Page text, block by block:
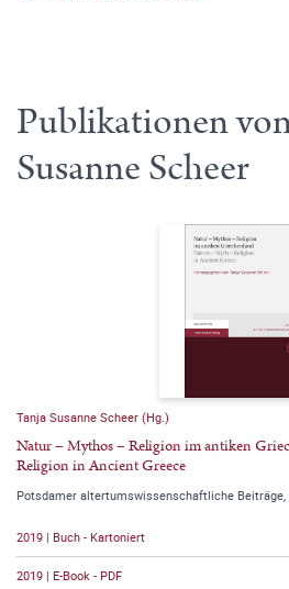
Publikationen
Susanne Scheer
Tanja Susanne Scheer (Hg.)
Natur – Mythos – Religion im antiken
Religion in Ancient Greece
Potsdamer altertumswissenschaftliche Beiträge,
2019 | Buch - Kartoniert
2019 | E-Book - PDF